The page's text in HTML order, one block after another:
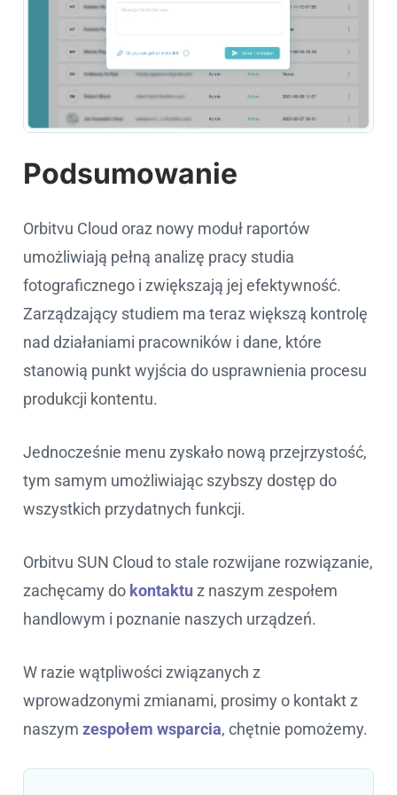
Podsumowanie
Orbitvu Cloud oraz nowy moduł raportów
umożliwiają pełną analizę pracy studia
fotograficznego i zwiększają jej efektywność.
Zarządzający studiem ma teraz większą kontrolę
nad działaniami pracowników i dane, które
stanowią punkt wyjścia do usprawnienia procesu
produkcji kontentu.
Jednocześnie menu zyskało nową przejrzystość,
tym samym umożliwiając szybszy dostęp do
wszystkich przydatnych funkcji.
Orbitvu SUN Cloud to stale rozwijane rozwiązanie,
zachęcamy do kontaktu z naszym zespołem
handlowym i poznanie naszych urządzeń.
W razie wątpliwości związanych z
wprowadzonymi zmianami, prosimy o kontakt z
naszym zespołem wsparcia, chętnie pomożemy.